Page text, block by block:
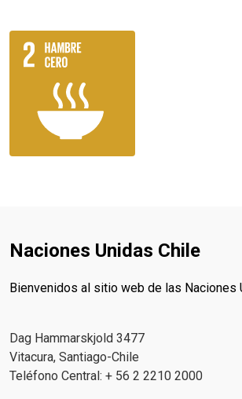
Naciones Unidas Chile
Bienvenidos al sitio web de las Naciones
Dag Hammarskjold 3477
Vitacura, Santiago-Chile
Teléfono Central: + 56 2 2210 2000